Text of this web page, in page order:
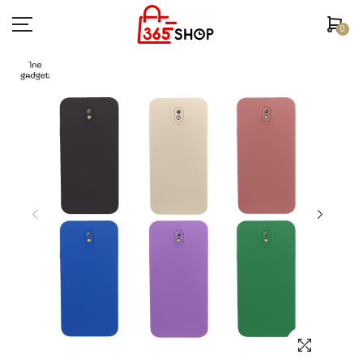
0
ตรวจสอบสถานะคำสั่งซื้อ
ยี่ห้อ/รุ่นมือถือ
เคสมือถือ
ฟิล์มกันรอย
อุปกรณ์สมาร์ทวอช